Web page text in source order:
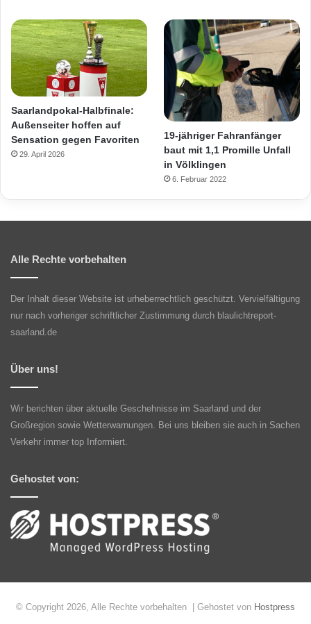
Saarlandpokal-Halbfinale:
Außenseiter hoffen auf
Sensation gegen Favoriten
29. April 2026
19-jähriger Fahranfänger
baut mit 1,1 Promille Unfall
in Völklingen
6. Februar 2022
Alle Rechte vorbehalten
Der Inhalt dieser Website ist urheberrechtlich geschützt. Vervielfältigung
nur nach vorheriger schriftlicher Zustimmung durch blaulichtreport-
saarland.de
Über uns!
Wir berichten über aktuelle Geschehnisse im Saarland und der
Großregion sowie Wetterwarnungen. Bei uns bleiben sie auch in Sachen
Verkehr immer top Informiert.
Gehostet von:
© Copyright 2026, Alle Rechte vorbehalten | Gehostet von Hostpress